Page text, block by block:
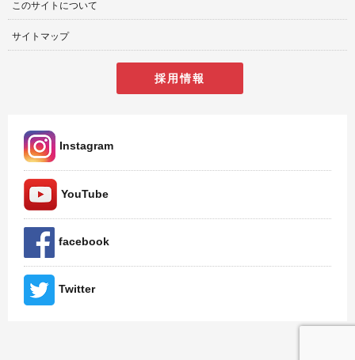
このサイトについて
サイトマップ
採用情報
Instagram
YouTube
facebook
Twitter